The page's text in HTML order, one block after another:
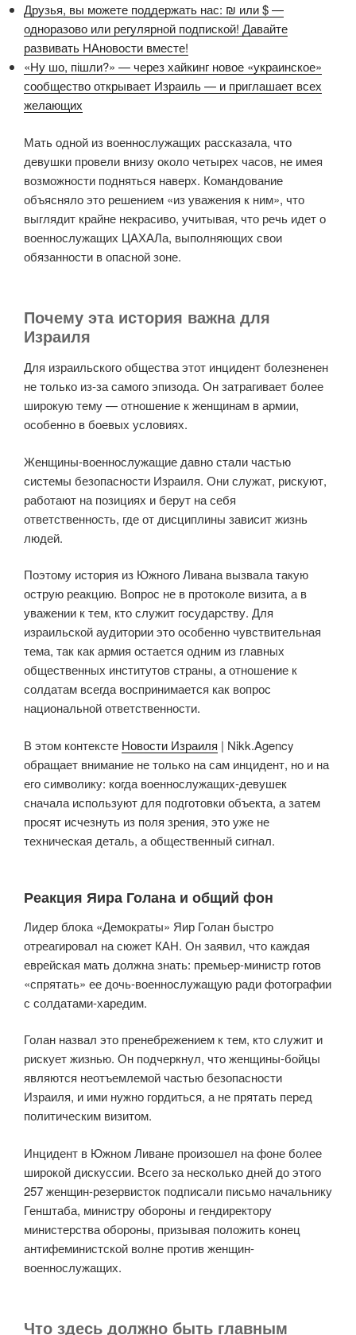
Друзья, вы можете поддержать нас: ₪ или $ —
одноразово или регулярной подпиской! Давайте
развивать НАновости вместе!
«Ну шо, пішли?» — через хайкинг новое «украинское»
сообщество открывает Израиль — и приглашает всех
желающих
Мать одной из военнослужащих рассказала, что
девушки провели внизу около четырех часов, не имея
возможности подняться наверх. Командование
объясняло это решением «из уважения к ним», что
выглядит крайне некрасиво, учитывая, что речь идет о
военнослужащих ЦАХАЛа, выполняющих свои
обязанности в опасной зоне.
Почему эта история важна для
Израиля
Для израильского общества этот инцидент болезненен
не только из-за самого эпизода. Он затрагивает более
широкую тему — отношение к женщинам в армии,
особенно в боевых условиях.
Женщины-военнослужащие давно стали частью
системы безопасности Израиля. Они служат, рискуют,
работают на позициях и берут на себя
ответственность, где от дисциплины зависит жизнь
людей.
Поэтому история из Южного Ливана вызвала такую
острую реакцию. Вопрос не в протоколе визита, а в
уважении к тем, кто служит государству. Для
израильской аудитории это особенно чувствительная
тема, так как армия остается одним из главных
общественных институтов страны, а отношение к
солдатам всегда воспринимается как вопрос
национальной ответственности.
В этом контексте Новости Израиля | Nikk.Agency
обращает внимание не только на сам инцидент, но и на
его символику: когда военнослужащих-девушек
сначала используют для подготовки объекта, а затем
просят исчезнуть из поля зрения, это уже не
техническая деталь, а общественный сигнал.
Реакция Яира Голана и общий фон
Лидер блока «Демократы» Яир Голан быстро
отреагировал на сюжет КАН. Он заявил, что каждая
еврейская мать должна знать: премьер-министр готов
«спрятать» ее дочь-военнослужащую ради фотографии
с солдатами-харедим.
Голан назвал это пренебрежением к тем, кто служит и
рискует жизнью. Он подчеркнул, что женщины-бойцы
являются неотъемлемой частью безопасности
Израиля, и ими нужно гордиться, а не прятать перед
политическим визитом.
Инцидент в Южном Ливане произошел на фоне более
широкой дискуссии. Всего за несколько дней до этого
257 женщин-резервисток подписали письмо начальнику
Генштаба, министру обороны и гендиректору
министерства обороны, призывая положить конец
антифеминистской волне против женщин-
военнослужащих.
Что здесь должно быть главным